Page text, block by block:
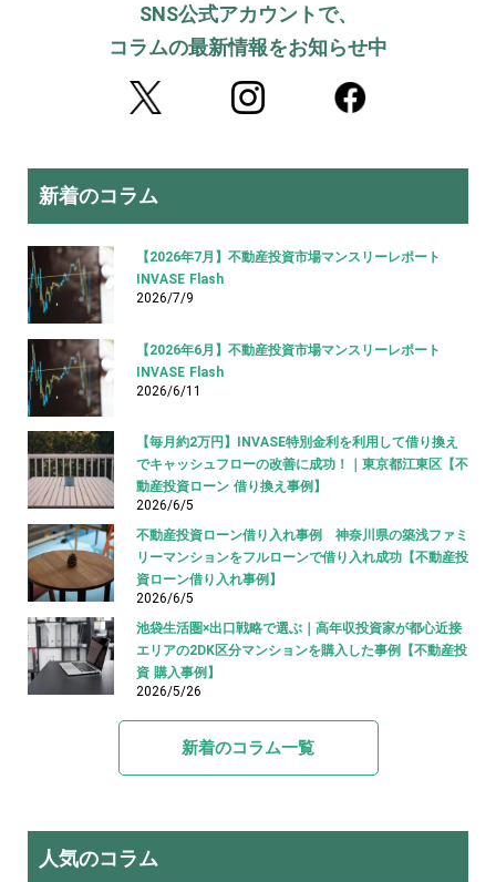
SNS公式アカウントで、
コラムの最新情報をお知らせ中
新着のコラム
【2026年7月】不動産投資市場マンスリーレポート
INVASE Flash
2026/7/9
【2026年6月】不動産投資市場マンスリーレポート
INVASE Flash
2026/6/11
【毎月約2万円】INVASE特別金利を利用して借り換え
でキャッシュフローの改善に成功！｜東京都江東区【不
動産投資ローン 借り換え事例】
2026/6/5
不動産投資ローン借り入れ事例 神奈川県の築浅ファミ
リーマンションをフルローンで借り入れ成功【不動産投
資ローン借り入れ事例】
2026/6/5
池袋生活圏×出口戦略で選ぶ｜高年収投資家が都心近接
エリアの2DK区分マンションを購入した事例【不動産投
資 購入事例】
2026/5/26
新着のコラム一覧
人気のコラム